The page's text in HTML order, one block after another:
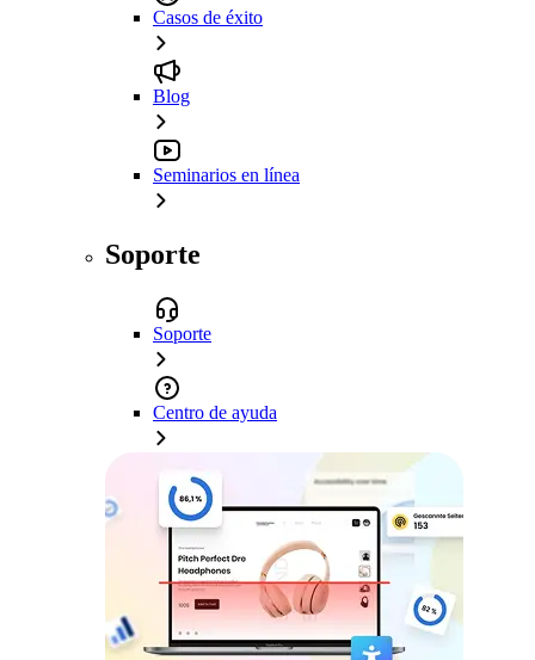
Casos de éxito
Blog
Seminarios en línea
Soporte
Soporte
Centro de ayuda